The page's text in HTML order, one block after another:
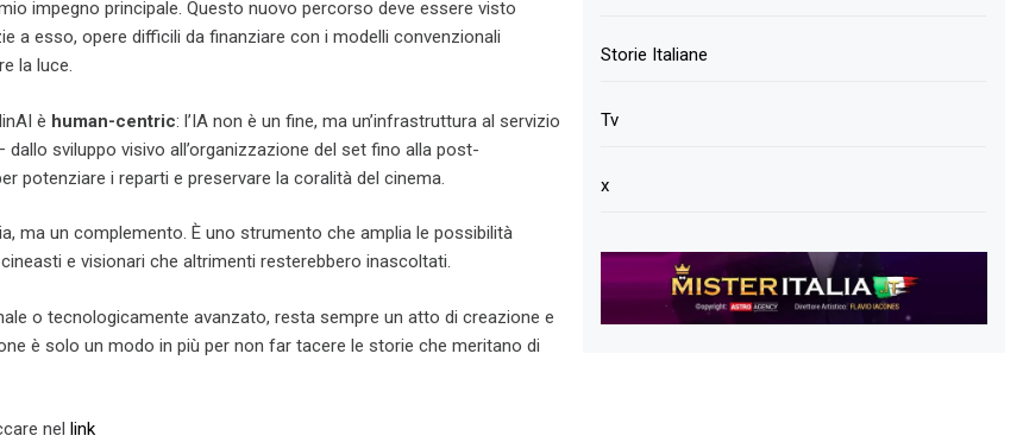
impegno principale. Questo nuovo percorso deve essere visto
a esso, opere difficili da finanziare con i modelli convenzionali
la luce.
è human-centric: l’IA non è un fine, ma un’infrastruttura al servizio
sviluppo visivo all’organizzazione del set fino alla post-
potenziare i reparti e preservare la coralità del cinema.
ma un complemento. È uno strumento che amplia le possibilità
e visionari che altrimenti resterebbero inascoltati.
o tecnologicamente avanzato, resta sempre un atto di creazione e
è solo un modo in più per non far tacere le storie che meritano di
nel link
Storie Italiane
Tv
x